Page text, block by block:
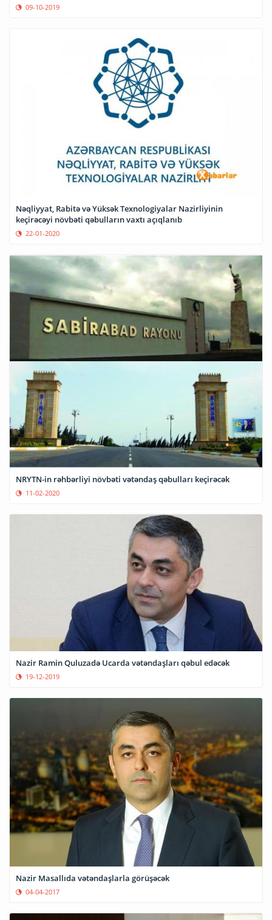
09-10-2019
Nəqliyyat, Rabitə və Yüksək Texnologiyalar Nazirliyinin
keçirəcəyi növbəti qəbulların vaxtı açıqlanıb
22-01-2020
NRYTN-in rəhbərliyi növbəti vətəndaş qəbulları keçirəcək
11-02-2020
Nazir Ramin Quluzadə Ucarda vətəndaşları qəbul edəcək
19-12-2019
Nazir Masallıda vətəndaşlarla görüşəcək
04-04-2017